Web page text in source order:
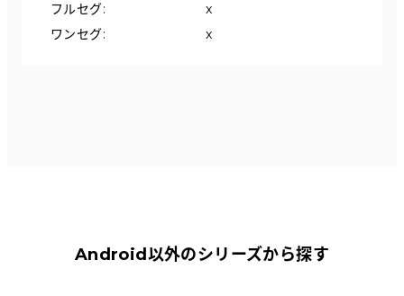
フルセグ:
x
ワンセグ: x
Android以外のシリーズから探す